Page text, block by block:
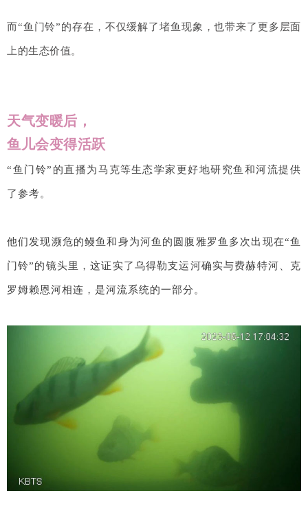
而“鱼门铃”的存在，不仅缓解了堵鱼现象，也带来了更多层面
上的生态价值。
天气变暖后，
鱼儿会变得活跃
“鱼门铃”的直播为马克等生态学家更好地研究鱼和河流提供
了参考。
他们发现濒危的鳗鱼和身为河鱼的圆腹雅罗鱼多次出现在“鱼
门铃”的镜头里，这证实了乌得勒支运河确实与费赫特河、克
罗姆赖恩河相连，是河流系统的一部分。